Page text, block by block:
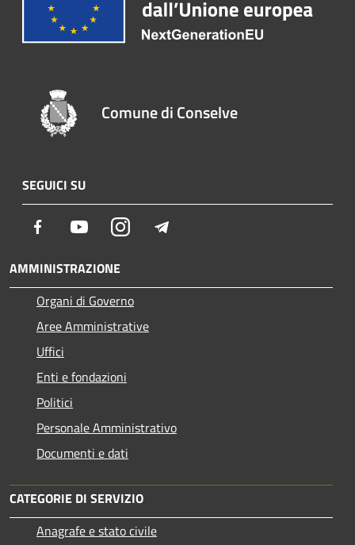
Comune di Conselve
SEGUICI SU
Facebook YoutubeInstagram
AMMINISTRAZIONE
Organi di Governo
Aree Amministrative
Uffici
Enti e fondazioni
Politici
Personale Amministrativo
Documenti e dati
CATEGORIE DI SERVIZIO
Anagrafe e stato civile